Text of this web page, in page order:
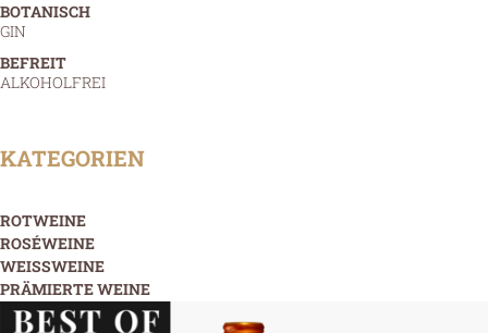
BOTANISCH
GIN
BEFREIT
ALKOHOLFREI
KATEGORIEN
ROTWEINE
ROSÉWEINE
WEISSWEINE
PRÄMIERTE WEINE